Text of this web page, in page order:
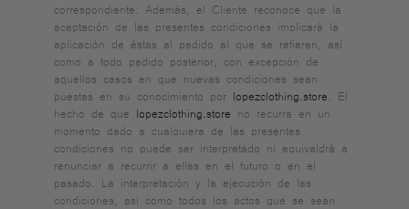
correspondiente. Además, el Cliente reconoce que la
aceptación de las presentes condiciones implicará la
aplicación de éstas al pedido al que se refieren, así
como a todo pedido posterior, con excepción de
aquellos casos en que nuevas condiciones sean
puestas en su conocimiento por lopezclothing.store . El
hecho de que lopezclothing.store no recurra en un
momento dado a cualquiera de las presentes
condiciones no puede ser interpretado ni equivaldrá a
renunciar a recurrir a ellas en el futuro o en el
pasado. La interpretación y la ejecución de las
condiciones, así como todos los actos que se sean